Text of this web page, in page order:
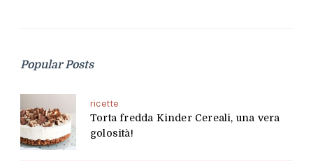
Popular Posts
ricette
Torta fredda Kinder Cereali, una vera
golosità!